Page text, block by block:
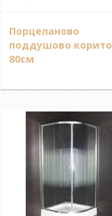
Порцеланово
поддушово корито
80см